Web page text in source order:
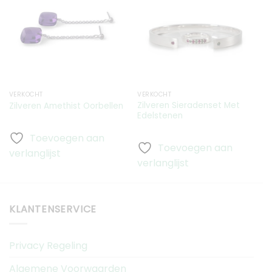
Toevoegen
aan
verlanglijst
VERKOCHT
Zilveren Amethist Oorbellen
Toevoegen aan
verlanglijst
aan
verlanglijst
VERKOCHT
Zilveren Sieradenset Met
Edelstenen
Toevoegen aan
verlanglijst
KLANTENSERVICE
Privacy Regeling
Algemene Voorwaarden